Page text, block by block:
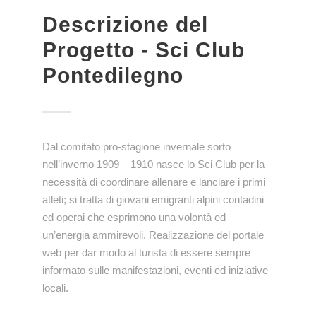
Descrizione del
Progetto - Sci Club
Pontedilegno
Dal comitato pro-stagione invernale sorto
nell’inverno 1909 – 1910 nasce lo Sci Club per la
necessità di coordinare allenare e lanciare i primi
atleti; si tratta di giovani emigranti alpini contadini
ed operai che esprimono una volontà ed
un’energia ammirevoli. Realizzazione del portale
web per dar modo al turista di essere sempre
informato sulle manifestazioni, eventi ed iniziative
locali.